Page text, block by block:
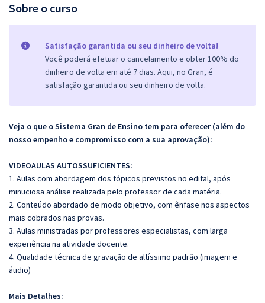
Sobre o curso
Satisfação garantida ou seu dinheiro de volta!
Você poderá efetuar o cancelamento e obter 100% do
dinheiro de volta em até 7 dias. Aqui, no Gran, é
satisfação garantida ou seu dinheiro de volta.
Veja o que o Sistema Gran de Ensino tem para oferecer (além do
nosso empenho e compromisso com a sua aprovação):
VIDEOAULAS AUTOSSUFICIENTES:
1. Aulas com abordagem dos tópicos previstos no edital, após
minuciosa análise realizada pelo professor de cada matéria.
2. Conteúdo abordado de modo objetivo, com ênfase nos aspectos
mais cobrados nas provas.
3. Aulas ministradas por professores especialistas, com larga
experiência na atividade docente.
4. Qualidade técnica de gravação de altíssimo padrão (imagem e
áudio)
Mais Detalhes: